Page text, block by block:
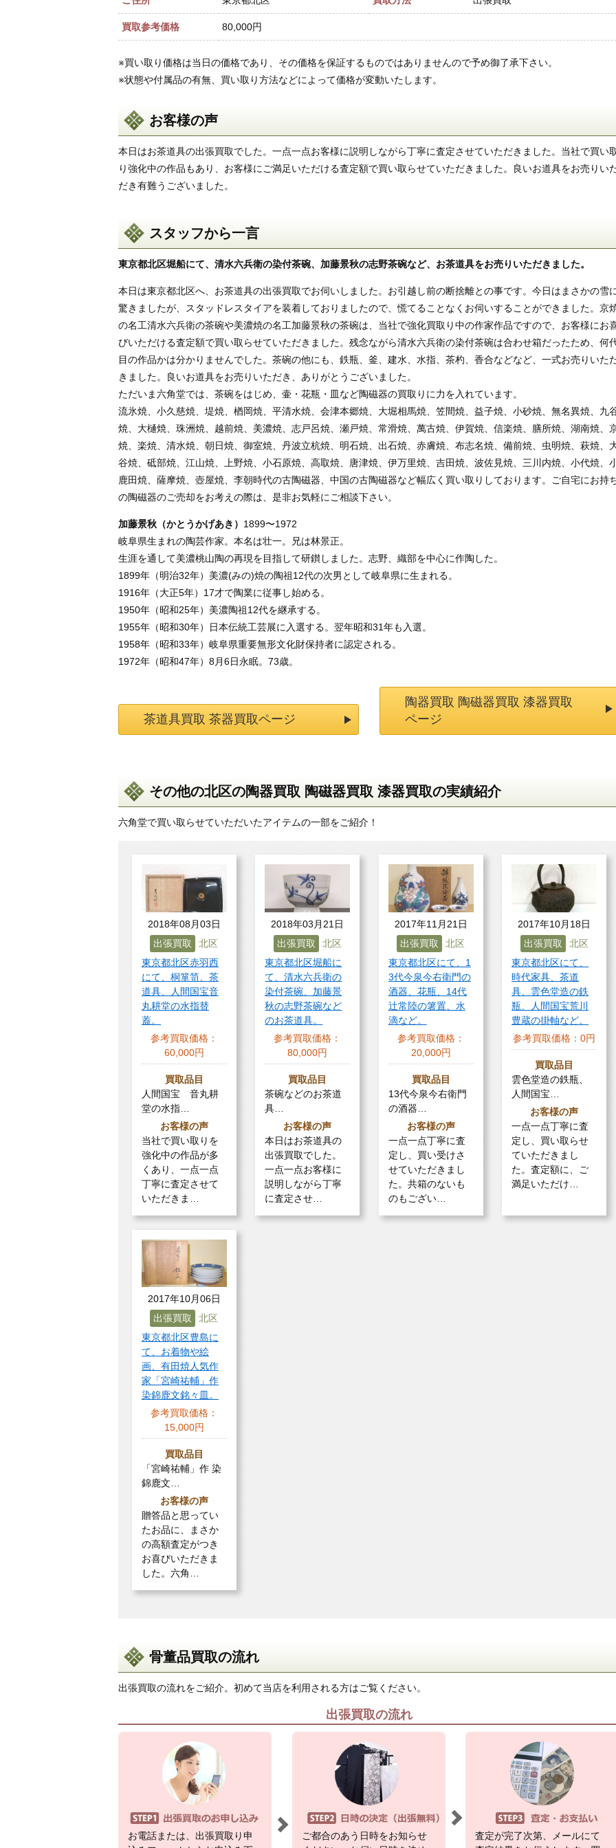
買取参考価格 80,000円
※買い取り価格は当日の価格であり、その価格を保証するものではありませんので予め御了承下さい。
※状態や付属品の有無、買い取り方法などによって価格が変動いたします。
お客様の声
本日はお茶道具の出張買取でした。一点一点お客様に説明しながら丁寧に査定させていただきました。当社で買い
り強化中の作品もあり、お客様にご満足いただける査定額で買い取らせていただきました。良いお道具をお売りい
だき有難うございました。
スタッフから一言
東京都北区堀船にて、清水六兵衛の染付茶碗、加藤景秋の志野茶碗など、お茶道具をお売りいただきました。
本日は東京都北区へ、お茶道具の出張買取でお伺いしました。お引越し前の断捨離との事です。今日はまさかの雪
驚きましたが、スタッドレスタイアを装着しておりましたので、慌てることなくお伺いすることができました。京
の名工清水六兵衛の茶碗や美濃焼の名工加藤景秋の茶碗は、当社で強化買取り中の作家作品ですので、お客様にお
びいただける査定額で買い取らせていただきました。残念ながら清水六兵衛の染付茶碗は合わせ箱だったため、何
目の作品かは分かりませんでした。茶碗の他にも、鉄瓶、釜、建水、水指、茶杓、香合などなど、一式お売りいた
きました。良いお道具をお売りいただき、ありがとうございました。
ただいま六角堂では、茶碗をはじめ、壷・花瓶・皿など陶磁器の買取りに力を入れています。
流氷焼、小久慈焼、堤焼、楢岡焼、平清水焼、会津本郷焼、大堀相馬焼、笠間焼、益子焼、小砂焼、無名異焼、九
焼、大樋焼、珠洲焼、越前焼、美濃焼、志戸呂焼、瀬戸焼、常滑焼、萬古焼、伊賀焼、信楽焼、膳所焼、湖南焼、
焼、楽焼、清水焼、朝日焼、御室焼、丹波立杭焼、明石焼、出石焼、赤膚焼、布志名焼、備前焼、虫明焼、萩焼、
谷焼、砥部焼、江山焼、上野焼、小石原焼、高取焼、唐津焼、伊万里焼、吉田焼、波佐見焼、三川内焼、小代焼、
鹿田焼、薩摩焼、壺屋焼、李朝時代の古陶磁器、中国の古陶磁器など幅広く買い取りしております。ご自宅にお持
の陶磁器のご売却をお考えの際は、是非お気軽にご相談下さい。
加藤景秋（かとうかげあき） 1899〜1972
岐阜県生まれの陶芸作家。本名は壮一。兄は林景正。
生涯を通して美濃桃山陶の再現を目指して研鑚しました。志野、織部を中心に作陶した。
1899年（明治32年）美濃(みの)焼の陶祖12代の次男として岐阜県に生まれる。
1916年（大正5年）17才で陶業に従事し始める。
1950年（昭和25年）美濃陶祖12代を継承する。
1955年（昭和30年）日本伝統工芸展に入選する。翌年昭和31年も入選。
1958年（昭和33年）岐阜県重要無形文化財保持者に認定される。
1972年（昭和47年）8月6日永眠。73歳。
茶道具買取 茶器買取ページ
陶器買取 陶磁器買取 漆器買取
ページ
その他の北区の陶器買取 陶磁器買取 漆器買取の実績紹介
六角堂で買い取らせていただいたアイテムの一部をご紹介！
2018年08月03日
出張買取
北区
東京都北区赤羽西
にて、桐箪笥、茶
道具、人間国宝音
丸耕堂の水指替
蓋。
参考買取価格：
60,000円
買取品目
人間国宝 音丸耕
堂の水指…
お客様の声
当社で買い取りを
強化中の作品が多
くあり、一点一点
丁寧に査定させて
いただきま…
2018年03月21日
出張買取
北区
東京都北区堀船に
て、清水六兵衛の
染付茶碗、加藤景
秋の志野茶碗など
のお茶道具。
参考買取価格：
80,000円
買取品目
茶碗などのお茶道
具…
お客様の声
本日はお茶道具の
出張買取でした。
一点一点お客様に
説明しながら丁寧
に査定させ…
2017年11月21日
出張買取
北区
東京都北区にて、1
3代今泉今右衛門の
酒器、花瓶、14代
辻常陸の箸置、水
滴など。
参考買取価格：
20,000円
買取品目
13代今泉今右衛門
の酒器…
お客様の声
一点一点丁寧に査
定し、買い受けさ
せていただきまし
た。共箱のないも
のもござい…
2017年10月18日
出張買取
北区
東京都北区にて、
時代家具、茶道
具、雲色堂造の鉄
瓶、人間国宝荒川
豊蔵の掛軸など。
参考買取価格：0円
買取品目
雲色堂造の鉄瓶、
人間国宝…
お客様の声
一点一点丁寧に査
定し、買い取らせ
ていただきまし
た。査定額に、ご
満足いただけ…
2017年10月06日
出張買取
北区
東京都北区豊島に
て、お着物や絵
画、有田焼人気作
家「宮崎祐輔」作
染錦鹿文銘々皿。
参考買取価格：
15,000円
買取品目
「宮崎祐輔」作 染
錦鹿文…
お客様の声
贈答品と思ってい
たお品に、まさか
の高額査定がつき
お喜びいただきま
した。六角…
骨董品買取の流れ
出張買取の流れをご紹介。初めて当店を利用される方はご覧ください。
出張買取の流れ
お電話または、出張買取り申
ご都合のあう日時をお知らせ
査定が完了次第、メールにて